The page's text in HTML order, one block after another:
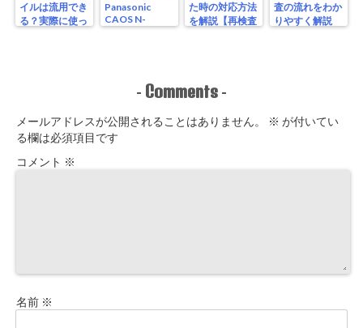
イルは流用でき
る？実際に使っ
Panasonic
CAOS N-
S115/A4を実測
た時の対応方法
を解説【再検査
査の流れをわか
りやすく解説
- Comments -
メールアドレスが公開されることはありません。 ※ が付いてい
る欄は必須項目です
コメント ※
名前 ※